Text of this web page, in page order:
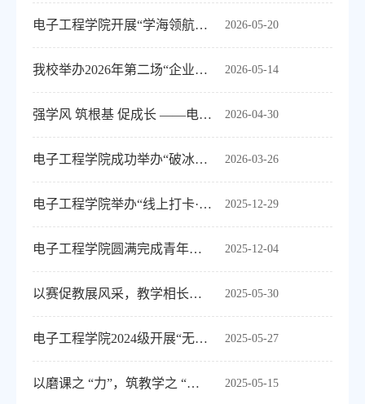
2026-05-20
电子工程学院开展“学海领航，经验传承”学风建设经验交流会
2026-05-14
我校举办2026年第二场“企业家进校园”活动：聚焦电子产业趋势，助力青年职业成长
2026-04-30
强学风 筑根基 促成长 ——电子工程学院学风建设月启动会顺利召开
2026-03-26
电子工程学院成功举办“破冰期·敢开口”学生表达力特训营活动
2025-12-29
电子工程学院举办“线上打卡·线下攻坚”期末学习助力活动
2025-12-04
电子工程学院圆满完成青年教师教学能力验收
2025-05-30
以赛促教展风采，教学相长启新程 电子工程学院首届 “教学能手” 教师教学能力竞赛...
2025-05-27
电子工程学院2024级开展“无手机课堂”
2025-05-15
以磨课之 “力”，筑教学之 “基” --电子工程学院开展教师集中磨课活动